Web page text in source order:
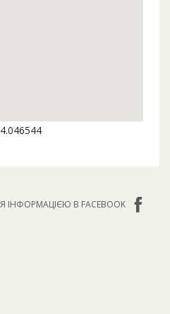
ІНФОРМАЦІЄЮ В FACEBOOK